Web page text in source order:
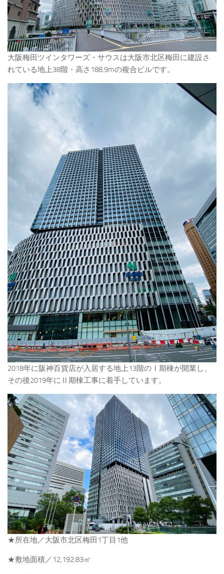
大阪梅田ツインタワーズ・サウスは大阪市北区梅田に建設さ
れている地上38階・高さ188.9mの複合ビルです。
2018年に阪神百貨店が入居する地上13階のⅠ期棟が開業し、
その後2019年にⅡ期棟工事に着手しています。
★所在地／大阪市北区梅田1丁目1他
★敷地面積／12,192.83㎡